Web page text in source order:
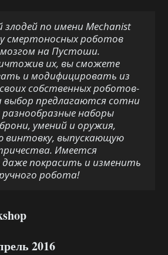
по имени Mechanist
смертоносных роботов
на Пустоши.
их, вы сможете
и модифицировать из
собственных роботов-
выбор предлагаются сотни
наборы
умений и оружия,
винтовку, выпускающую
Имеется
покрасить и изменить
робота!
2016